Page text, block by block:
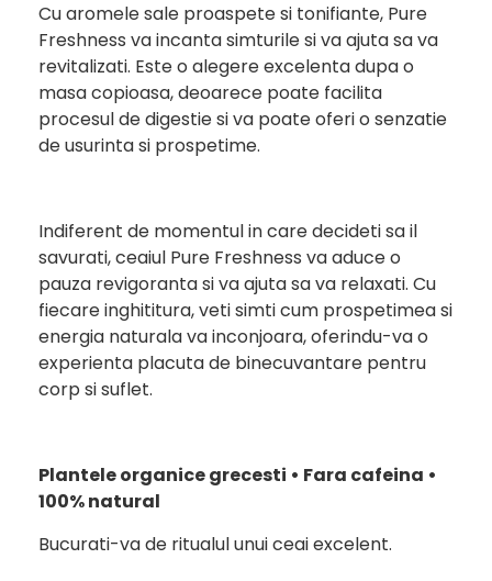
Cu aromele sale proaspete si tonifiante, Pure
Freshness va incanta simturile si va ajuta sa va
revitalizati. Este o alegere excelenta dupa o
masa copioasa, deoarece poate facilita
procesul de digestie si va poate oferi o senzatie
de usurinta si prospetime.
Indiferent de momentul in care decideti sa il
savurati, ceaiul Pure Freshness va aduce o
pauza revigoranta si va ajuta sa va relaxati. Cu
fiecare inghititura, veti simti cum prospetimea si
energia naturala va inconjoara, oferindu-va o
experienta placuta de binecuvantare pentru
corp si suflet.
Plantele organice grecesti • Fara cafeina •
100% natural
Bucurati-va de ritualul unui ceai excelent.